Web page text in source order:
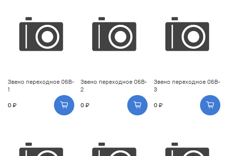
Звено переходное 06B-
1
0 ₽
Звено переходное 06B-
2
0 ₽
Звено переходное 06B-
3
0 ₽